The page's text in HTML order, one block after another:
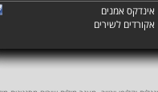
אינדקס אמנים
אקורדים לשירים